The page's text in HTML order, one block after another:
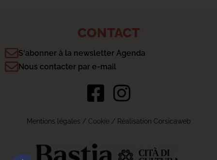
CONTACT
S'abonner à la newsletter Agenda
Nous contacter par e-mail
Mentions légales / Cookie/ Réalisation Corsicaweb